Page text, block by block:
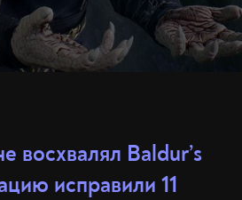
восхвалял Baldur’s
исправили 11